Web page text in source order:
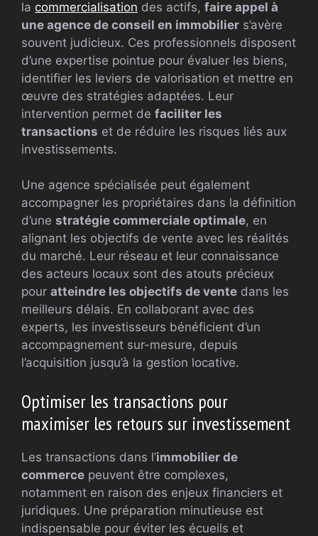
la commercialisation des actifs, faire appel à
une agence de conseil en immobilier s’avère
souvent judicieux. Ces professionnels disposent
d’une expertise pointue pour évaluer les biens,
identifier les leviers de valorisation et mettre en
œuvre des stratégies adaptées. Leur
intervention permet de faciliter les
transactions et de réduire les risques liés aux
investissements.
Une agence spécialisée peut également
accompagner les propriétaires dans la définition
d’une stratégie commerciale optimale, en
alignant les objectifs de vente avec les réalités
du marché. Leur réseau et leur connaissance
des acteurs locaux sont des atouts précieux
pour atteindre les objectifs de vente dans les
meilleurs délais. En collaborant avec des
experts, les investisseurs bénéficient d’un
accompagnement sur-mesure, depuis
l’acquisition jusqu’à la gestion locative.
Optimiser les transactions pour
maximiser les retours sur investissement
Les transactions dans l’immobilier de
commerce peuvent être complexes,
notamment en raison des enjeux financiers et
juridiques. Une préparation minutieuse est
indispensable pour éviter les écueils et